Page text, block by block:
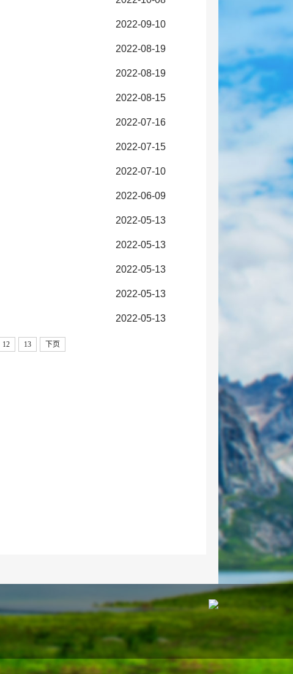
2022-09-10
2022-08-19
2022-08-19
2022-08-15
2022-07-16
2022-07-15
2022-07-10
2022-06-09
2022-05-13
2022-05-13
2022-05-13
2022-05-13
2022-05-13
12 13 下页